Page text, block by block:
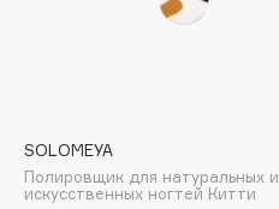
Banderas
Basicare
SOLOMEYA
Полировщик для натуральных и
искусственных ногтей Китти